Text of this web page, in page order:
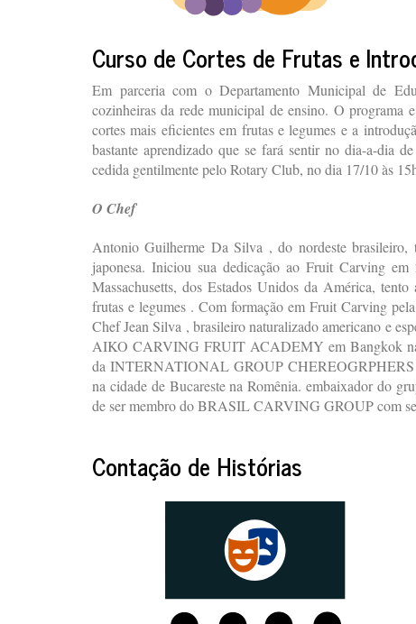
Curso de Cortes de Frutas e
Em parceria com o Departamento Municipal de
cozinheiras da rede municipal de ensino. O
cortes mais eficientes em frutas e legumes e a
bastante aprendizado que se fará sentir no dia-a-dia
cedida gentilmente pelo Rotary Club, no dia 17/10 às
O Chef
Antonio Guilherme Da Silva , do nordeste brasileiro,
japonesa. Iniciou sua dedicação ao Fruit Carving
Massachusetts, dos Estados Unidos da América,
frutas e legumes . Com formação em Fruit Carving
Chef Jean Silva , brasileiro naturalizado americano e
AIKO CARVING FRUIT ACADEMY em Bangkok na
da INTERNATIONAL GROUP
na cidade de Bucareste na Romênia. embaixador do
de ser membro do BRASIL CARVING GROUP com
Contação de Histórias